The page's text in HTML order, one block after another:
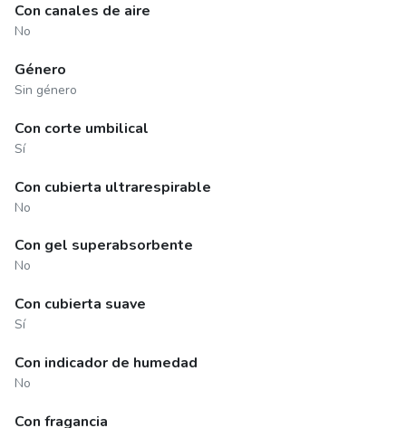
Con canales de aire
No
Género
Sin género
Con corte umbilical
Sí
Con cubierta ultrarespirable
No
Con gel superabsorbente
No
Con cubierta suave
Sí
Con indicador de humedad
No
Con fragancia